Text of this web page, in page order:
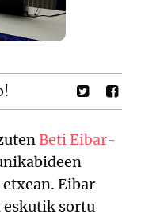
Beti Eibar-
Eibar
eskutik sortu